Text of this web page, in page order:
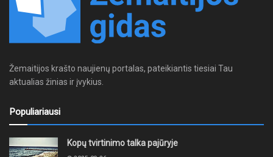
Žemaitijos krašto naujienų portalas, pateikiantis tiesiai Tau
aktualias žinias ir įvykius.
Populiariausi
Kopų tvirtinimo talka pajūryje